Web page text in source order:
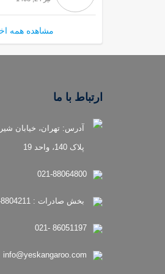
مشاهده همه
ارتباط با ما
آدرس: تهران، خیابان
پلاک 140، واحد 19
021-88064800
بخش صادرات : 8804211-021 (داخلی 212)
86051197 -021
info@yeskangaroo.com